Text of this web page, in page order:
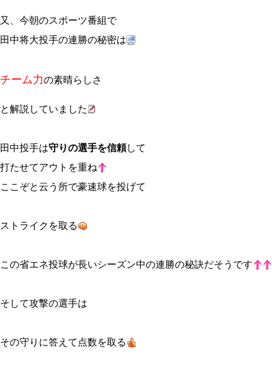
又、今朝のスポーツ番組で
田中将大投手の連勝の秘密は
チーム力の素晴らしさ
と解説していました
田中投手は守りの選手を信頼して
打たせてアウトを重ね
ここぞと云う所で豪速球を投げて
ストライクを取る
この省エネ投球が長いシーズン中の連勝の秘訣だそうです
そして攻撃の選手は
その守りに答えて点数を取る